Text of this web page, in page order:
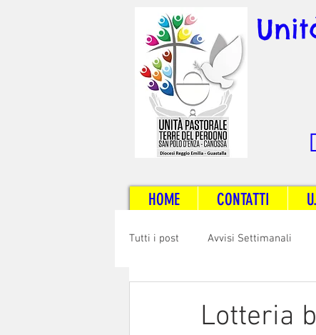
HOME CONTATTI
Tutti i post Avvisi Settimanali
Lotteria